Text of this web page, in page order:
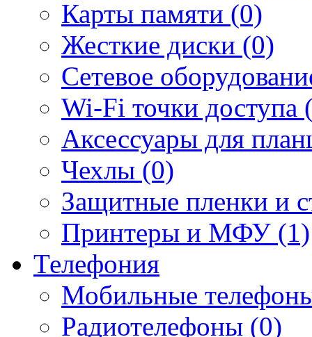
Карты памяти (0)
Жесткие диски (0)
Сетевое
Wi-Fi точки доступа
Аксессуары для
Чехлы (0)
Защитные пленки и
Принтеры и МФУ (1)
Телефония
Мобильные
Радиотелефоны (0)